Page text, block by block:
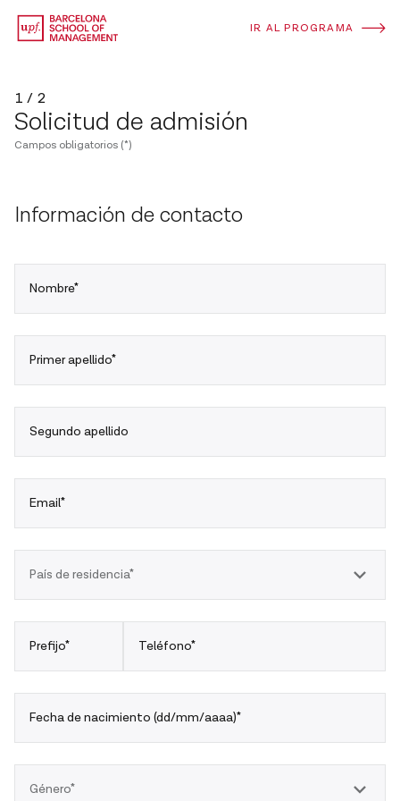
IR AL PROGRAMA
1 / 2
Solicitud de admisión
Campos obligatorios (*)
Información de contacto
Nombre*
Primer apellido*
Segundo apellido
Email*
País de residencia*
Prefijo* Teléfono*
Fecha de nacimiento (dd/mm/aaaa)*
Género*